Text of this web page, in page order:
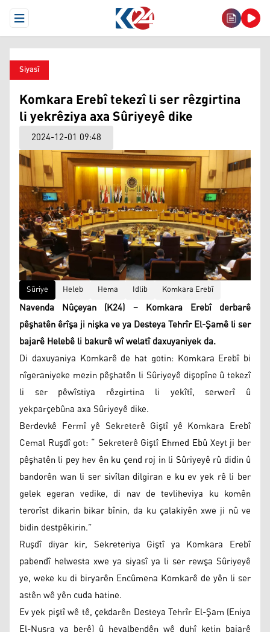
Open Menu
Siyasî
Komkara Erebî tekezî li ser rêzgirtina
li yekrêziya axa Sûriyeyê dike
2024-12-01 09:48
Sûriye Heleb Hema Idlib Komkara Erebî
Navenda Nûçeyan (K24) – Komkara Erebî derbarê
pêşhatên êrîşa ji nişka ve ya Desteya Tehrîr El-Şamê li ser
bajarê Helebê li bakurê wî welatî daxuyaniyek da.
Di daxuyaniya Komkarê de hat gotin: Komkara Erebî bi
nîgeraniyeke mezin pêşhatên li Sûriyeyê dişopîne û tekezî
li ser pêwîstiya rêzgirtina li yekîtî, serwerî û
yekparçebûna axa Sûriyeyê dike.
Berdevkê Fermî yê Sekreterê Giştî yê Komkara Erebî
Cemal Ruşdî got: “ Sekreterê Giştî Ehmed Ebû Xeyt ji ber
pêşhatên li pey hev ên ku çend roj in li Sûriyeyê rû didin û
bandorên wan li ser sivîlan dilgiran e ku ev yek rê li ber
gelek egeran vedike, di nav de tevliheviya ku komên
terorîst dikarin bikar bînin, da ku çalakiyên xwe ji nû ve
bidin destpêkirin.”
Ruşdî diyar kir, Sekreteriya Giştî ya Komkara Erebî
pabendî helwesta xwe ya siyasî ya li ser rewşa Sûriyeyê
ye, weke ku di biryarên Encûmena Komkarê de yên li ser
astên wê yên cuda hatine.
Ev yek piştî wê tê, çekdarên Desteya Tehrîr El-Şam (Eniya